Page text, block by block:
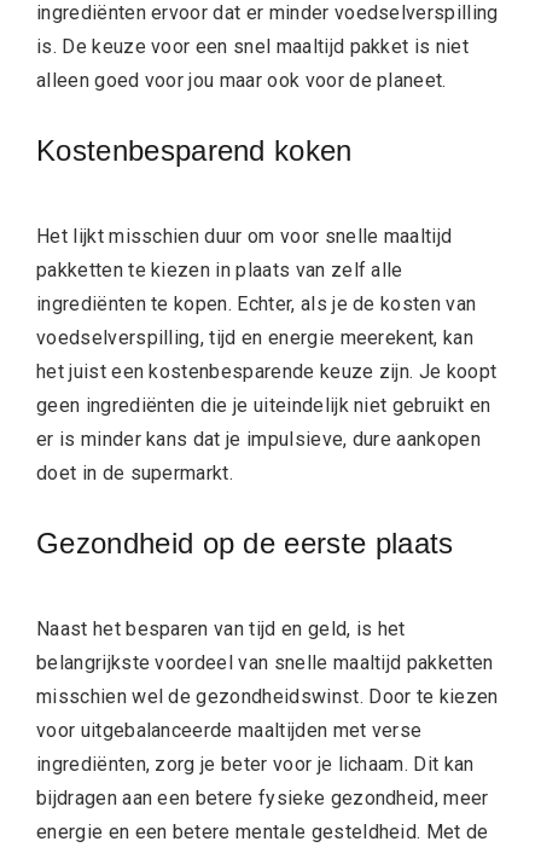
ingrediënten ervoor dat er minder voedselverspilling
is. De keuze voor een snel maaltijd pakket is niet
alleen goed voor jou maar ook voor de planeet.
Kostenbesparend koken
Het lijkt misschien duur om voor snelle maaltijd
pakketten te kiezen in plaats van zelf alle
ingrediënten te kopen. Echter, als je de kosten van
voedselverspilling, tijd en energie meerekent, kan
het juist een kostenbesparende keuze zijn. Je koopt
geen ingrediënten die je uiteindelijk niet gebruikt en
er is minder kans dat je impulsieve, dure aankopen
doet in de supermarkt.
Gezondheid op de eerste plaats
Naast het besparen van tijd en geld, is het
belangrijkste voordeel van snelle maaltijd pakketten
misschien wel de gezondheidswinst. Door te kiezen
voor uitgebalanceerde maaltijden met verse
ingrediënten, zorg je beter voor je lichaam. Dit kan
bijdragen aan een betere fysieke gezondheid, meer
energie en een betere mentale gesteldheid. Met de